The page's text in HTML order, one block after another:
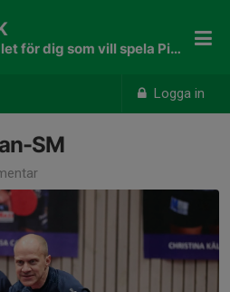
Logga in
Det självklara valet för dig som vill spela Pingis
SM